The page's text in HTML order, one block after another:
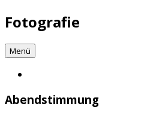
Fotografie
Menü
Abendstimmung